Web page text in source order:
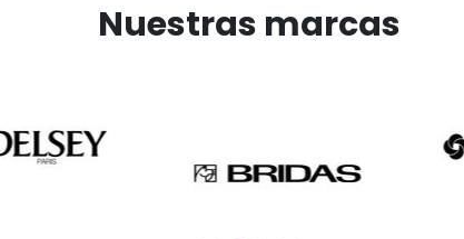
Nuestras marcas